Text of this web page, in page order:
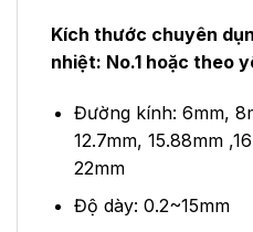
Kích thước chuyên
nhiệt: No.1 hoặc theo
Đường kính: 6mm,
12.7mm, 15.88mm
22mm
Độ dày: 0.2~15mm